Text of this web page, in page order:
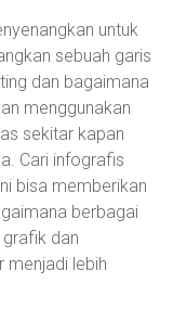
untuk
sebuah garis
dan bagaimana
menggunakan
sekitar kapan
Cari infografis
bisa memberikan
berbagai
dan
menjadi lebih